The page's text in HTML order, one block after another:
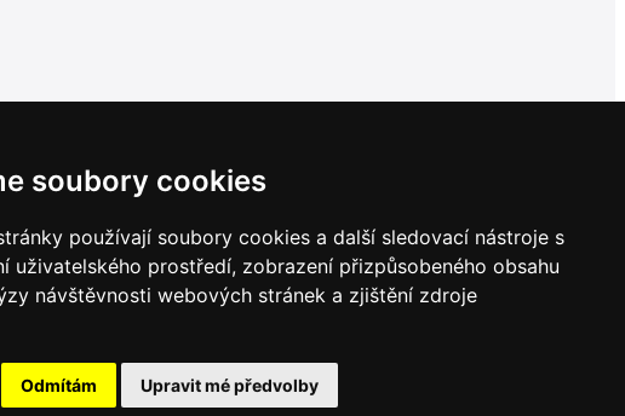
soubory cookies
používají soubory cookies a další sledovací nástroje s
uživatelského prostředí, zobrazení přizpůsobeného obsahu
návštěvnosti webových stránek a zjištění zdroje
Odmítám Upravit mé předvolby